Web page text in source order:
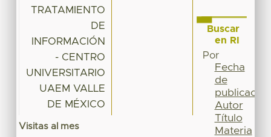
TRATAMIENTO
DE
INFORMACIÓN
- CENTRO
UNIVERSITARIO
UAEM VALLE
DE MÉXICO
Visitas al mes
Buscar
en RI
Por
Fecha
de
publicación
Autor
Título
Materia